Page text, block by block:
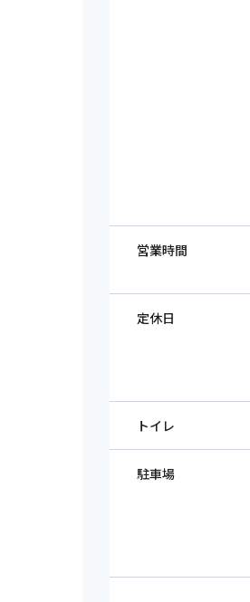
営業時間
定休日
トイレ
駐車場